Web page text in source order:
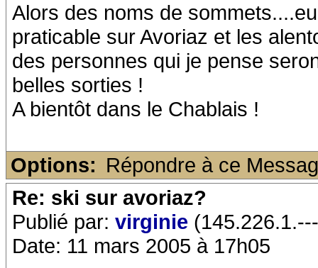
Alors des noms de
praticable sur Avoriaz et les
des personnes qui je pense
belles sorties !
A bientôt dans le Chablais !
Options: Répondre à ce
Re: ski sur avoriaz?
Publié par: virginie
Date: 11 mars 2005 à 17h05